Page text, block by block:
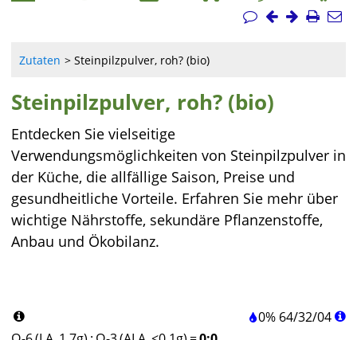
Zutaten Steinpilzpulver, roh? (bio)
Steinpilzpulver, roh? (bio)
Entdecken Sie vielseitige
Verwendungsmöglichkeiten von Steinpilzpulver in
der Küche, die allfällige Saison, Preise und
gesundheitliche Vorteile. Erfahren Sie mehr über
wichtige Nährstoffe, sekundäre Pflanzenstoffe,
Anbau und Ökobilanz.
0% 64/32/04